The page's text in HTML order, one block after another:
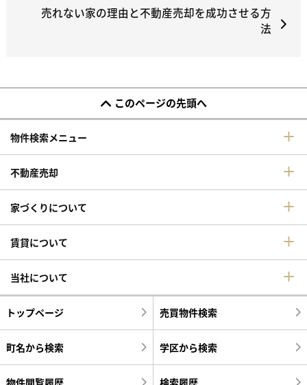
売れない家の理由と不動産売却を成功させる方
法
このページの先頭へ
物件検索メニュー
不動産売却
家づくりについて
賃貸について
当社について
トップページ 売買物件検索
町名から検索 学区から検索